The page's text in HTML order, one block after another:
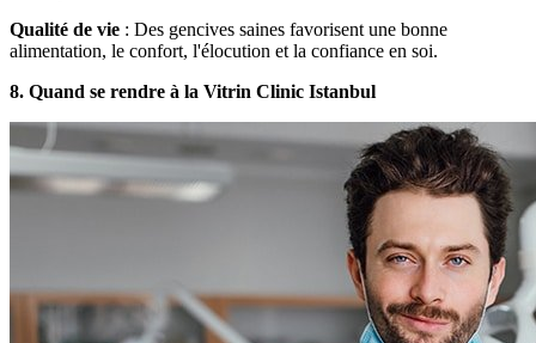
Qualité de vie : Des gencives saines favorisent une bonne
alimentation, le confort, l'élocution et la confiance en soi.
8. Quand se rendre à la Vitrin Clinic Istanbul